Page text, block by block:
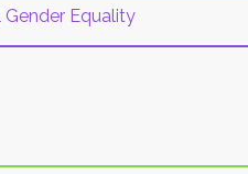
Gender Equality